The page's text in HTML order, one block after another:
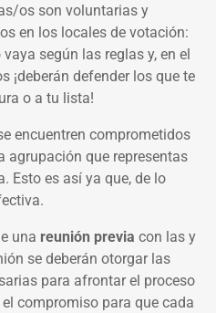
os son voluntarias y
en los locales de votación:
según las reglas y, en el
¡deberán defender los que te
o a tu lista!
encuentren comprometidos
agrupación que representas
Esto es así ya que, de lo
una reunión previa con las y
se deberán otorgar las
para afrontar el proceso
compromiso para que cada